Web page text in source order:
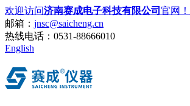
欢迎访问济南赛成电子科技有限公司 官网！
邮箱： jnsc@saicheng.cn
热线电话： 0531-88666010
English